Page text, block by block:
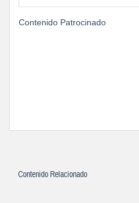
Contenido Patrocinado
Contenido Relacionado